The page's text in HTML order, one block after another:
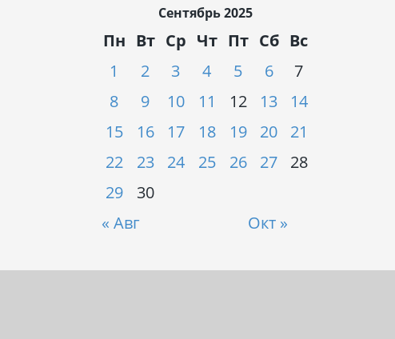
Сентябрь 2025
Пн Вт Ср Чт Пт Сб Вс
« Авг Окт »
1 2 3 4 5 6
7
8
9 10 11 12 13
14
15
16 17 18 19 20
21
22
23 24 25 26 27
28
29
30